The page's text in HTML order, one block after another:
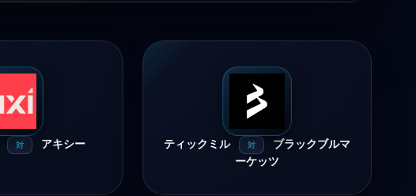
対 アキシー ティックミル 対
ブラックブルマ
ーケッツ